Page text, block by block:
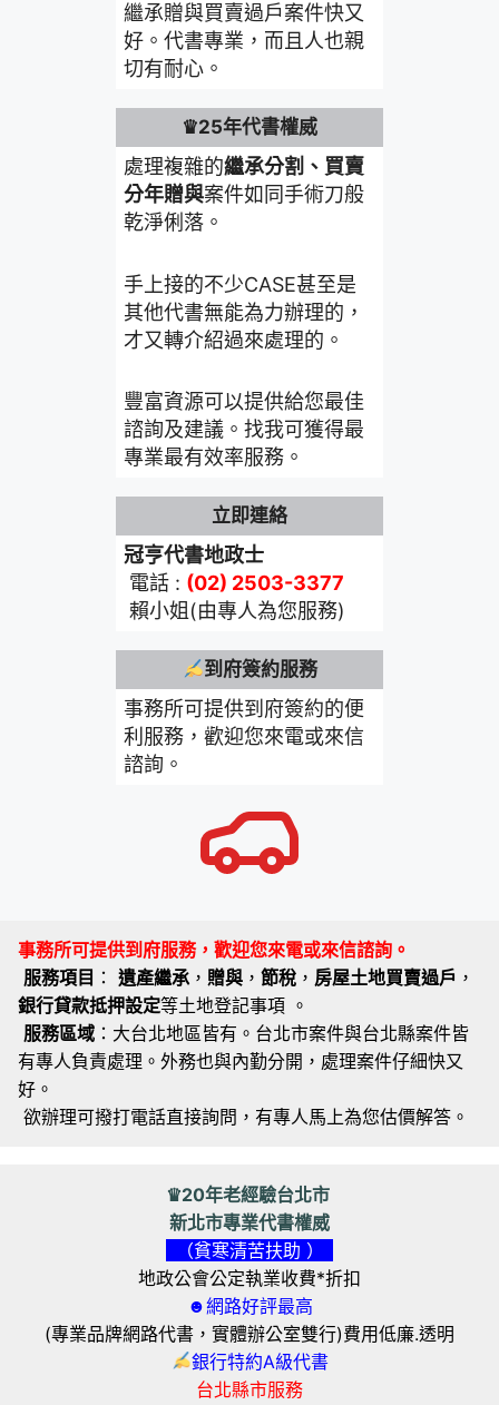
繼承贈與買賣過戶案件快又
好。代書專業，而且人也親
切有耐心。
♛25年代書權威
處理複雜的繼承分割、買賣
分年贈與案件如同手術刀般
乾淨俐落。
手上接的不少CASE甚至是
其他代書無能為力辦理的，
才又轉介紹過來處理的。
豐富資源可以提供給您最佳
諮詢及建議。找我可獲得最
專業最有效率服務。
立即連絡
冠亨代書地政士
電話 : (02) 2503-3377
賴小姐(由專人為您服務)
到府簽約服務
事務所可提供到府簽約的便
利服務，歡迎您來電或來信
諮詢。
事務所可提供到府服務，歡迎您來電或來信諮詢。
服務項目 ： 遺產繼承 ， 贈與 ， 節稅 ， 房屋土地買賣過戶 ，
銀行貸款抵押設定等土地登記事項 。
服務區域 ：大台北地區皆有。台北市案件與台北縣案件皆
有專人負責處理。外務也與內勤分開，處理案件仔細快又
好。
欲辦理可撥打電話直接詢問，有專人馬上為您估價解答。
♛20年老經驗台北市
新北市專業代書權威
（貧寒清苦扶助 ）
地政公會公定執業收費*折扣
☻網路好評最高
(專業品牌網路代書，實體辦公室雙行)費用低廉.透明
銀行特約A級代書
台北縣市服務